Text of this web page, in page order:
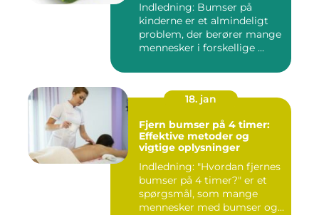
Indledning: Bumser på
kinderne er et almindeligt
problem, der berører mange
mennesker i forskellige ...
18. jan
Fjern bumser på 4 timer:
Effektive metoder og
vigtige oplysninger
Indledning: "Hvordan fjernes
bumser på 4 timer?" er et
spørgsmål, som mange
mennesker med bumser og...